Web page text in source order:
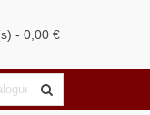
- 0,00 €